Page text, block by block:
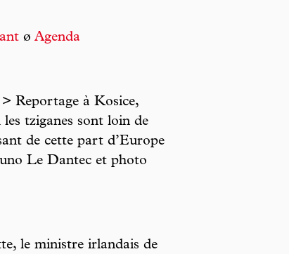
ø Agenda
> Reportage à Kosice,
tziganes sont loin de
de cette part d’Europe
Le Dantec et photo
le ministre irlandais de